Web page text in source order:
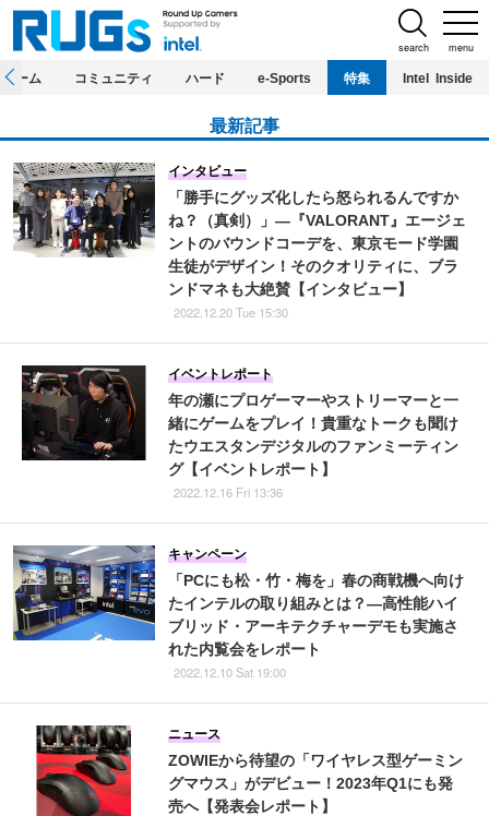
menu
search
ホーム コミュニティ ハード e-Sports 特集 Intel Inside
最新記事
「勝手にグッズ化したら怒られるんですか
ね？（真剣）」―『VALORANT』エージェ
ントのバウンドコーデを、東京モード学園
生徒がデザイン！そのクオリティに、ブラ
ンドマネも大絶賛【インタビュー】
インタビュー
2022.12.20 Tue 15:30
年の瀬にプロゲーマーやストリーマーと一
緒にゲームをプレイ！貴重なトークも聞け
たウエスタンデジタルのファンミーティン
グ【イベントレポート】
イベントレポート
2022.12.16 Fri 13:36
「PCにも松・竹・梅を」春の商戦機へ向け
たインテルの取り組みとは？―高性能ハイ
ブリッド・アーキテクチャーデモも実施さ
れた内覧会をレポート
キャンペーン
2022.12.10 Sat 19:00
ZOWIEから待望の「ワイヤレス型ゲーミン
グマウス」がデビュー！2023年Q1にも発
売へ【発表会レポート】
ニュース